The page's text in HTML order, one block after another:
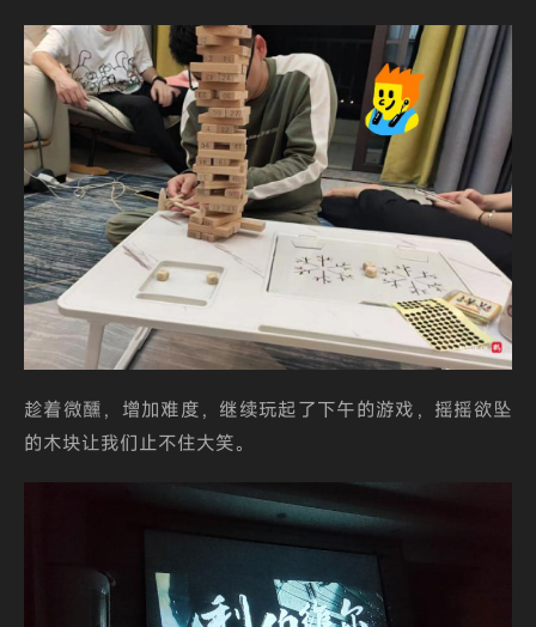
趁着微醺，增加难度，继续玩起了下午的游戏，摇摇欲坠
的木块让我们止不住大笑。